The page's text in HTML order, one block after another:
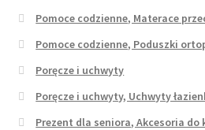
Pomoce codzienne, Materace
Pomoce codzienne, Poduszki
Poręcze i uchwyty
Poręcze i uchwyty, Uchwyty
Prezent dla seniora, Akcesoria